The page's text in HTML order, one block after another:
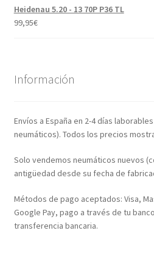
Heidenau 5.20 - 13 70P P36 TL
99,95€
Información
Envíos a España en 2-4 días
neumáticos). Todos los precios
Solo vendemos neumáticos nuevos
antigüedad desde su fecha de
Métodos de pago aceptados: Visa,
Google Pay, pago a través de tu
transferencia bancaria.